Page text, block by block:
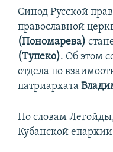
Синод Русской
православной
(Пономарева)
(Тупеко). Об этом
отдела по
патриархата
По словам
Кубанской